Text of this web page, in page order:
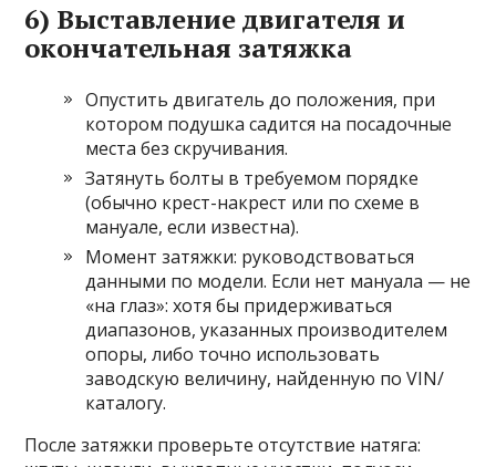
6) Выставление двигателя и
окончательная затяжка
Опустить двигатель до положения, при
котором подушка садится на посадочные
места без скручивания.
Затянуть болты в требуемом порядке
(обычно крест-накрест или по схеме в
мануале, если известна).
Момент затяжки: руководствоваться
данными по модели. Если нет мануала — не
«на глаз»: хотя бы придерживаться
диапазонов, указанных производителем
опоры, либо точно использовать
заводскую величину, найденную по VIN/
каталогу.
После затяжки проверьте отсутствие натяга: